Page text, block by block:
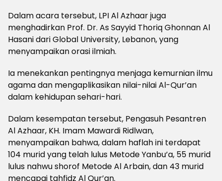
Dalam acara tersebut, LPI Al Azhaar juga
menghadirkan Prof. Dr. As Sayyid Thoriq Ghonnan Al
Hasani dari Global University, Lebanon, yang
menyampaikan orasi ilmiah.
Ia menekankan pentingnya menjaga kemurnian ilmu
agama dan mengaplikasikan nilai-nilai Al-Qur’an
dalam kehidupan sehari-hari.
Dalam kesempatan tersebut, Pengasuh Pesantren
Al Azhaar, KH. Imam Mawardi Ridlwan,
menyampaikan bahwa, dalam haflah ini terdapat
104 murid yang telah lulus Metode Yanbu’a, 55 murid
lulus nahwu shorof Metode Al Arbain, dan 43 murid
mencapai tahfidz Al Qur’an.